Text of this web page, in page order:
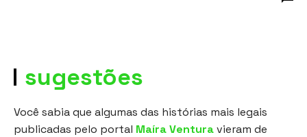
sugestões
Você sabia que algumas das histórias mais legais
publicadas pelo portal Maíra Venturavieram de